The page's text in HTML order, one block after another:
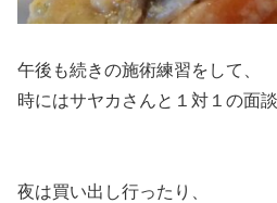
午後も続きの施術練習をして、
時にはサヤカさんと１対１の面談
夜は買い出し行ったり、